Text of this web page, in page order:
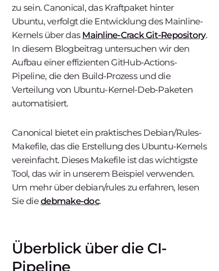
zu sein. Canonical, das Kraftpaket hinter
Ubuntu, verfolgt die Entwicklung des Mainline-
Kernels über dasMainline-Crack Git-Repository.
In diesem Blogbeitrag untersuchen wir den
Aufbau einer effizienten GitHub-Actions-
Pipeline, die den Build-Prozess und die
Verteilung von Ubuntu-Kernel-Deb-Paketen
automatisiert.
Canonical bietet ein praktisches Debian/Rules-
Makefile, das die Erstellung des Ubuntu-Kernels
vereinfacht. Dieses Makefile ist das wichtigste
Tool, das wir in unserem Beispiel verwenden.
Um mehr über debian/rules zu erfahren, lesen
Sie diedebmake-doc.
Überblick über die CI-
Pipeline